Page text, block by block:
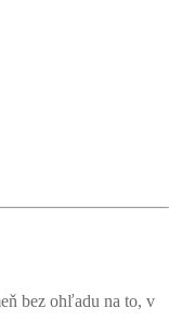
bez ohľadu na to, v